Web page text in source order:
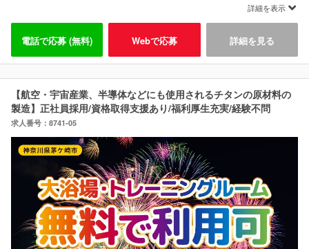
詳細を表示
電話で応募 (無料) Webで応募 詳細を見る
【航空・宇宙産業、半導体などにも使用されるチタンの原材料の
製造】正社員採用/資格取得支援あり/福利厚生充実/経験不問
求人番号：8741-05